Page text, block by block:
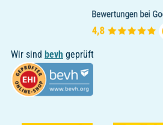
Wir sind bevh geprüft